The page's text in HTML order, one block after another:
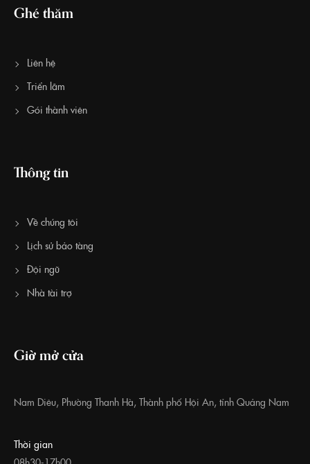
Ghé thăm
Liên hệ
Triển lãm
Gói thành viên
Thông tin
Về chúng tôi
Lịch sử bảo tàng
Đội ngũ
Nhà tài trợ
Giờ mở cửa
Nam Diêu, Phường Thanh Hà, Thành phố Hội An, tỉnh Quảng Nam
Thời gian